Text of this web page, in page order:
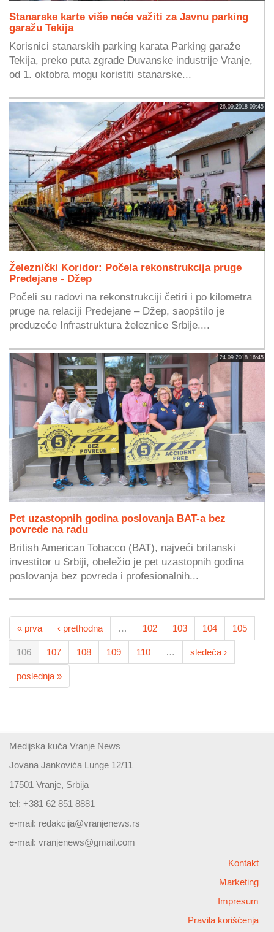
Stanarske karte više neće važiti za Javnu parking
garažu Tekija
Korisnici stanarskih parking karata Parking garaže
Tekija, preko puta zgrade Duvanske industrije Vranje,
od 1. oktobra mogu koristiti stanarske...
26.09.2018 09:45
Železnički Koridor: Počela rekonstrukcija pruge
Predejane - Džep
Počeli su radovi na rekonstrukciji četiri i po kilometra
pruge na relaciji Predejane – Džep, saopštilo je
preduzeće Infrastruktura železnice Srbije....
24.09.2018 16:45
Pet uzastopnih godina poslovanja BAT-a bez
povrede na radu
British American Tobacco (BAT), najveći britanski
investitor u Srbiji, obeležio je pet uzastopnih godina
poslovanja bez povreda i profesionalnih...
« prva ‹ prethodna … 102 103 104 105
106 107 108 109 110 … sledeća ›
poslednja »
Medijska kuća Vranje News
Jovana Jankovića Lunge 12/11
17501 Vranje, Srbija
tel: +381 62 851 8881
e-mail: redakcija@vranjenews.rs
e-mail: vranjenews@gmail.com
Kontakt
Marketing
Impresum
Pravila korišćenja